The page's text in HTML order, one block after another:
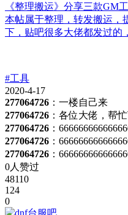
《整理搬运》分享三款GM
本帖属于整理，转发搬运，
下，贴吧很多大佬都发过的
#工具
2020-4-17
277064726 ：一楼自己来
277064726 ：各位大佬，帮
277064726 ：
277064726 ：
277064726 ：
0人赞过
48110
124
0